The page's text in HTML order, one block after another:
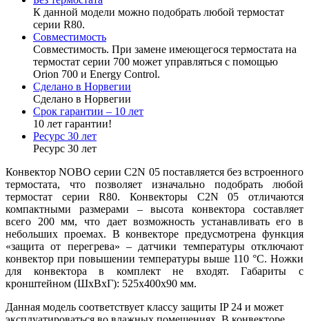
К данной модели можно подобрать любой термостат
серии R80.
Совместимость
Совместимость. При замене имеющегося термостата на
термостат серии 700 может управляться с помощью
Orion 700 и Energy Control.
Сделано в Норвегии
Сделано в Норвегии
Срок гарантии – 10 лет
10 лет гарантии!
Ресурс 30 лет
Ресурс 30 лет
Конвектор NOBO серии C2N 05 поставляется без встроенного
термостата, что позволяет изначально подобрать любой
термостат серии R80. Конвекторы C2N 05 отличаются
компактными размерами – высота конвектора составляет
всего 200 мм, что дает возможность устанавливать его в
небольших проемах. В конвекторе предусмотрена функция
«защита от перегрева» – датчики температуры отключают
конвектор при повышении температуры выше 110 °C. Ножки
для конвектора в комплект не входят. Габариты с
кронштейном (ШxВxГ): 525x400x90 мм.
Данная модель соответствует классу защиты IP 24 и может